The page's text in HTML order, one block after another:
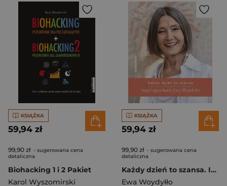
KSIĄŻKA
59,94 zł
99,90 zł - sugerowana cena
detaliczna
Biohacking 1 i 2 Pakiet
Karol Wyszomirski
KSIĄŻKA
59,94 zł
99,90 zł - sugerowana cena
detaliczna
Każdy dzień to szansa. Inspirujące karty Ewy Woydyłło
Ewa Woydyłło